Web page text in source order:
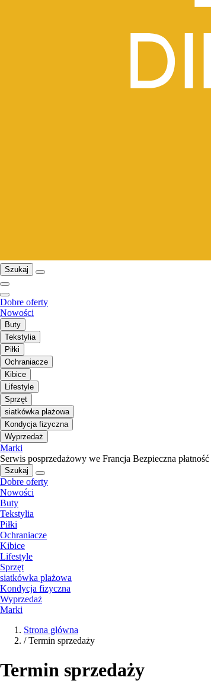
Szukaj
Dobre oferty
Nowości
Buty
Tekstylia
Piłki
Ochraniacze
Kibice
Lifestyle
Sprzęt
siatkówka plażowa
Kondycja fizyczna
Wyprzedaż
Marki
Serwis posprzedażowy we Francja Bezpieczna płatność
Szukaj
Dobre oferty
Nowości
Buty
Tekstylia
Piłki
Ochraniacze
Kibice
Lifestyle
Sprzęt
siatkówka plażowa
Kondycja fizyczna
Wyprzedaż
Marki
Strona główna
/ Termin sprzedaży
Termin sprzedaży